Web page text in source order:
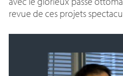
revue de ces projets